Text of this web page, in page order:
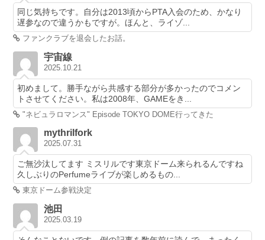
同じ気持ちです。自分は2013頃からPTA入会のため、かなり
遅参なので違うかもですが。ほんと、ライゾ...
ファンクラブを退会したお話。
宇宙線
2025.10.21
初めまして。勝手ながら共感する部分が多かったのでコメン
トさせてください。私は2008年、GAMEをき...
"ネビュラロマンス" Episode TOKYO DOME行ってきた
mythrilfork
2025.07.31
ご無沙汰してます ミスリルです東京ドーム来られるんですね
久しぶりのPerfumeライブが楽しめるもの...
東京ドーム参戦決定
池田
2025.03.19